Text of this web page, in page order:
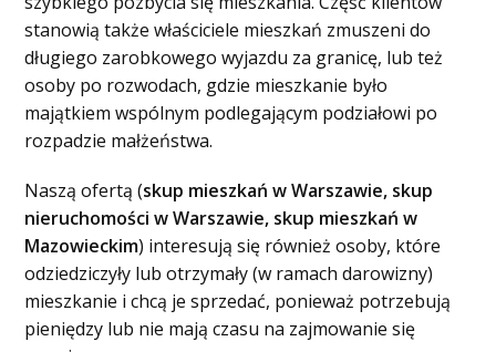
stanowią także właściciele mieszkań zmuszeni do
długiego zarobkowego wyjazdu za granicę, lub też
osoby po rozwodach, gdzie mieszkanie było
majątkiem wspólnym podlegającym podziałowi po
rozpadzie małżeństwa.
Naszą ofertą (skup mieszkań w Warszawie, skup
nieruchomości w Warszawie, skup mieszkań w
Mazowieckim) interesują się również osoby, które
odziedziczyły lub otrzymały (w ramach darowizny)
mieszkanie i chcą je sprzedać, ponieważ potrzebują
pieniędzy lub nie mają czasu na zajmowanie się